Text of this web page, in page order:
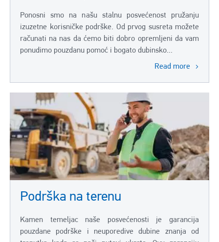
Ponosni smo na našu stalnu posvećenost pružanju
izuzetne korisničke podrške. Od prvog susreta možete
računati na nas da ćemo biti dobro opremljeni da vam
ponudimo pouzdanu pomoć i bogato dubinsko...
Read more
Podrška na terenu
Kamen temeljac naše posvećenosti je garancija
pouzdane podrške i neuporedive dubine znanja od